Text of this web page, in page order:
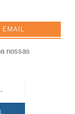
EMAIL
nossas